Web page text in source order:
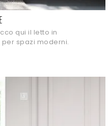
qui il letto in
spazi moderni.